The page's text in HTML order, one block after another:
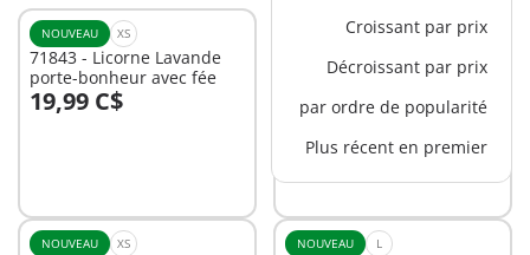
Croissant par prix
Décroissant par prix
par ordre de popularité
Plus récent en premier
NOUVEAU XS
71843 - Licorne Lavande
porte-bonheur avec fée
19,99 C$
Au panier
NOUVEAU XS
71841 - Licorne Ciel rose
avec fée
19,99 C$
Au panier
NOUVEAU XS NOUVEAU L